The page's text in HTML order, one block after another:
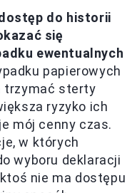
do historii
się
ewentualnych
papierowych
trzymać sterty
ryzyko ich
mój cenny czas.
w których
wyboru deklaracji
nie ma dostępu